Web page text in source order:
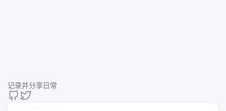
记录并分享日常